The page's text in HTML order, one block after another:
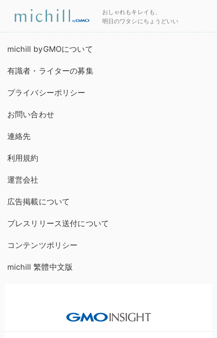
おしゃれもキレイも、
明日のワタシにちょうどいい
michill byGMOについて
有識者・ライターの募集
プライバシーポリシー
お問い合わせ
連絡先
利用規約
運営会社
広告掲載について
プレスリリース送付について
コンテンツポリシー
michill 繁體中文版